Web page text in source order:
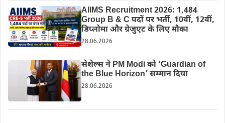
AIIMS Recruitment 2026: 1,484
Group B & C पदों पर भर्ती, 10वीं, 12वीं,
डिप्लोमा और ग्रेजुएट के लिए मौका
28.06.2026
सेशेल्स ने PM Modi को ‘Guardian of
the Blue Horizon’ सम्मान दिया
28.06.2026